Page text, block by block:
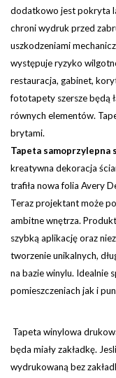
dodatkowo jest pokryta
chroni wydruk przed
uszkodzeniami
występuje ryzyko
restauracja, gabinet,
fototapety szersze będą
równych elementów.
brytami.
Tapeta
kreatywna dekoracja
trafiła nowa folia Avery
Teraz projektant może
ambitne wnętrza.
szybką aplikację oraz
tworzenie unikalnych,
na bazie winylu. Idealnie
pomieszczeniach jak i
Tapeta winylowa
będa miały zakładkę.
wydrukowaną bez